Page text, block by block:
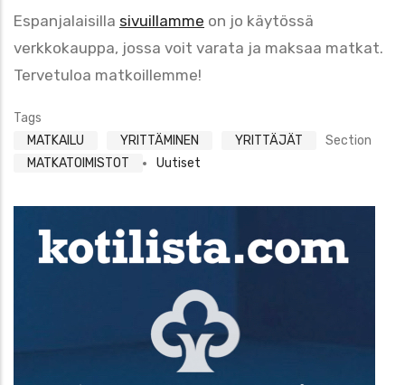
Espanjalaisilla sivuillamme on jo käytössä
verkkokauppa, jossa voit varata ja maksaa matkat.
Tervetuloa matkoillemme!
Tags
MATKAILU
YRITTÄMINEN
YRITTÄJÄT
MATKATOIMISTOT
Section
Uutiset